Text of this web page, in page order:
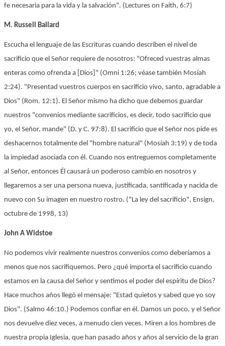
fe necesaria para la vida y la salvación". (Lectures on Faith, 6:7)
M. Russell Ballard
Escucha el lenguaje de las Escrituras cuando describen el nivel de
sacrificio que el Señor requiere de nosotros: "Ofreced vuestras almas
enteras como ofrenda a [Dios]" (Omni 1:26; véase también Mosíah
2:24). "Presentad vuestros cuerpos en sacrificio vivo, santo, agradable a
Dios" (Rom. 12:1). El Señor mismo ha dicho que debemos guardar
nuestros "convenios mediante sacrificios, es decir, todo sacrificio que
yo, el Señor, mande" (D. y C. 97:8). El sacrificio que el Señor nos pide es
deshacernos totalmente del "hombre natural" (Mosíah 3:19) y de toda
la impiedad asociada con él. Cuando nos entreguemos completamente
al Señor, entonces Él causará un poderoso cambio en nosotros y
llegaremos a ser una persona nueva, justificada, santificada y nacida de
nuevo con Su imagen en nuestro rostro. ("La ley del sacrificio", Ensign,
octubre de 1998, 13)
John A Widstoe
No podemos vivir realmente nuestros convenios como deberíamos a
menos que nos sacrifiquemos. Pero ¿qué importa el sacrificio cuando
estamos en la causa del Señor y sentimos el poder del espíritu de Dios?
Hace muchos años llegó el mensaje: "Estad quietos y sabed que yo soy
Dios". (Salmo 46:10.) Podemos confiar en él. Damos un poco, y el Señor
nos devuelve diez veces, a menudo cien veces. Miren a los hombres de
nuestra propia Iglesia, que han pasado años y años al servicio de la gran